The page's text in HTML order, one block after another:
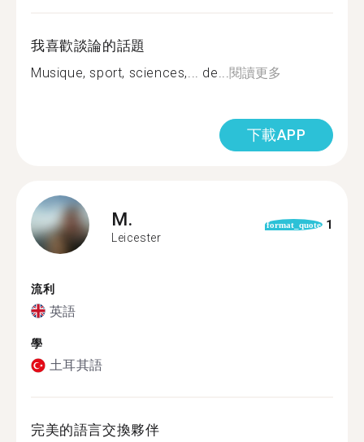
我喜歡談論的話題
Musique, sport, sciences,... de...閱讀更多
下載APP
M.
Leicester
format_quote 1
流利
英語
學
土耳其語
完美的語言交換夥伴